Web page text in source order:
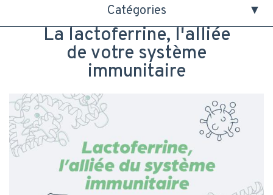
Catégories
La lactoferrine, l'alliée
de votre système
immunitaire